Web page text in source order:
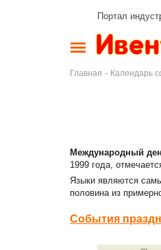
Портал
Главная - Календарь
Международный
1999 года,
Языки являются
половина из
События